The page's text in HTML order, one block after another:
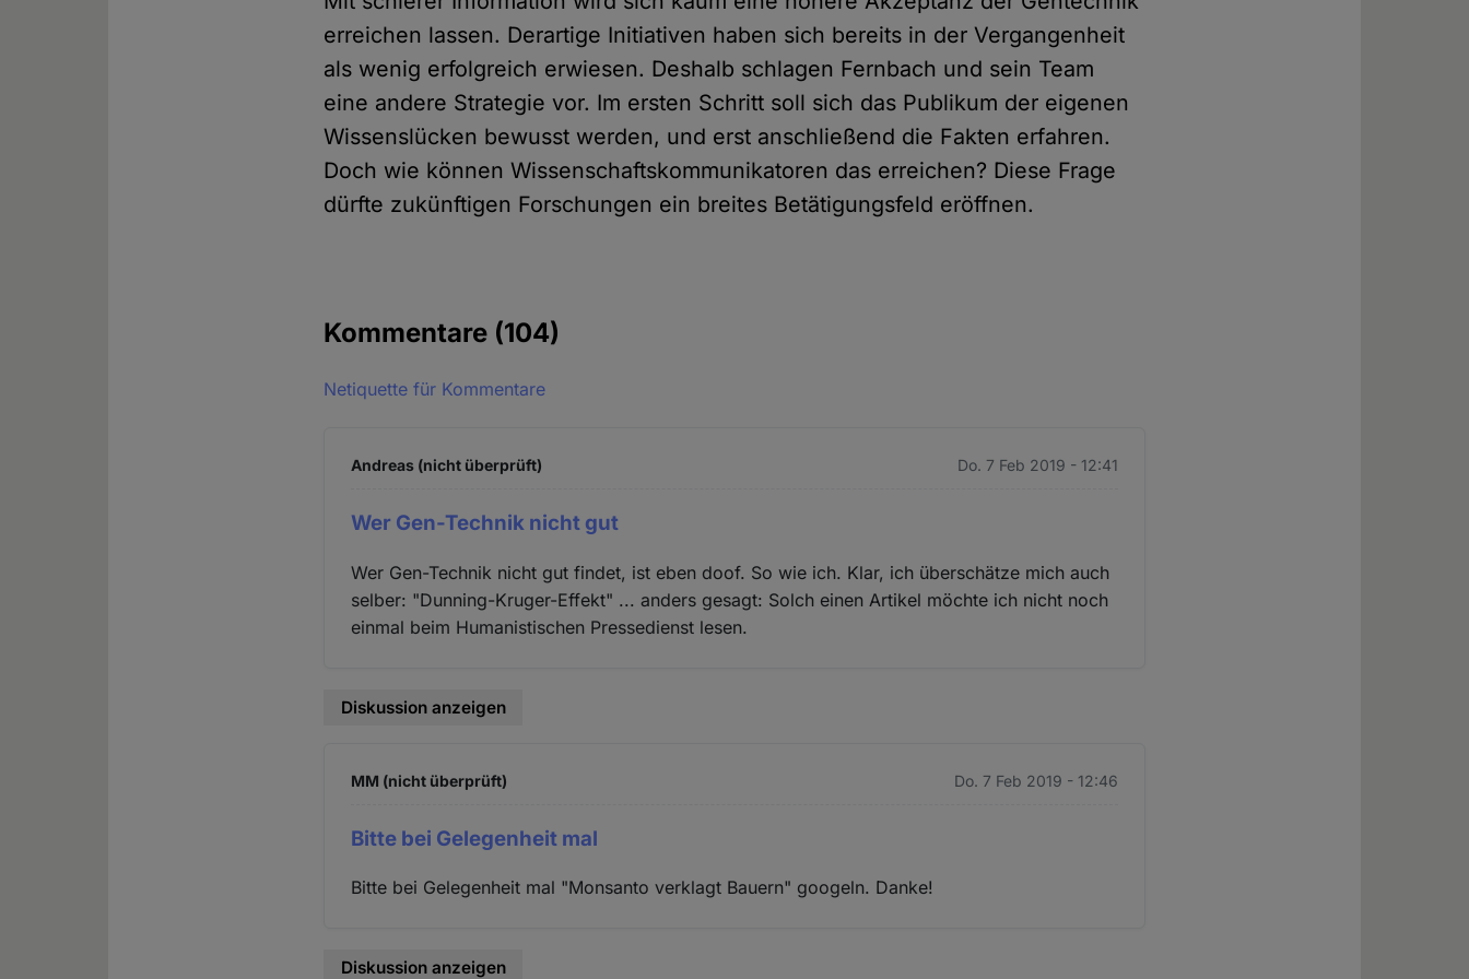
erreichen lassen. Derartige Initiativen haben sich bereits in der Vergangenheit
als wenig erfolgreich erwiesen. Deshalb schlagen Fernbach und sein Team
eine andere Strategie vor. Im ersten Schritt soll sich das Publikum der eigenen
Wissenslücken bewusst werden, und erst anschließend die Fakten erfahren.
Doch wie können Wissenschaftskommunikatoren das erreichen? Diese Frage
dürfte zukünftigen Forschungen ein breites Betätigungsfeld eröffnen.
Kommentare (104)
Netiquette für Kommentare
Andreas (nicht überprüft) Do. 7 Feb 2019 - 12:41
Wer Gen-Technik nicht gut
Wer Gen-Technik nicht gut findet, ist eben doof. So wie ich. Klar, ich überschätze mich auch
selber: "Dunning-Kruger-Effekt" ... anders gesagt: Solch einen Artikel möchte ich nicht noch
einmal beim Humanistischen Pressedienst lesen.
Diskussion anzeigen
MM (nicht überprüft) Do. 7 Feb 2019 - 12:46
Bitte bei Gelegenheit mal
Bitte bei Gelegenheit mal "Monsanto verklagt Bauern" googeln. Danke!
Diskussion anzeigen